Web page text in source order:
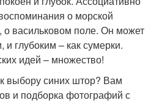
о морской
о васильковом поле. Он может
глубоким – как сумерки.
идей – множество!
выбору синих штор? Вам
и подборка фотографий с